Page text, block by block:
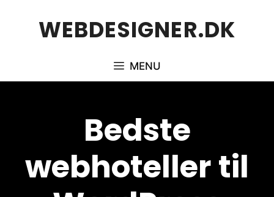
WEBDESIGNER.DK
MENU
Bedste
webhoteller til